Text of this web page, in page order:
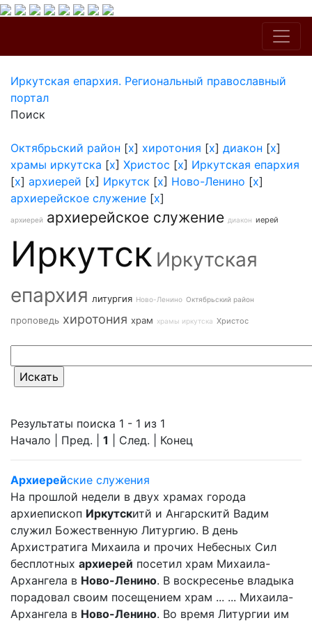
Иркутская епархия. Региональный православный
портал
Поиск
Октябрьский район [x] хиротония [x] диакон [x]
храмы иркутска [x] Христос [x] Иркутская епархия
[x] архиерей [x] Иркутск [x] Ново-Ленино [x]
архиерейское служение [x]
архиерей архиерейское служение диакон иерей
Иркутск Иркутская
епархия литургия Ново-Ленино Октябрьский район
проповедь хиротония храм храмы иркутска Христос
Результаты поиска 1 - 1 из 1
Начало | Пред. | 1 | След. | Конец
Архиерейские служения
На прошлой недели в двух храмах города
архиепископ Иркутскитй и Ангарскитй Вадим
служил Божественную Литургию. В день
Архистратига Михаила и прочих Небесных Сил
бесплотных архиерей посетил храм Михаила-
Архангела в Ново-Ленино. В воскресенье владыка
порадовал своим посещением храм ... ... Михаила-
Архангела в Ново-Ленино. Во время Литургии им